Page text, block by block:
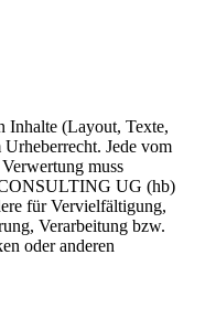
Inhalte (Layout, Texte,
Jede vom
muss
UG (hb)
für Vervielfältigung,
Verarbeitung bzw.
oder anderen